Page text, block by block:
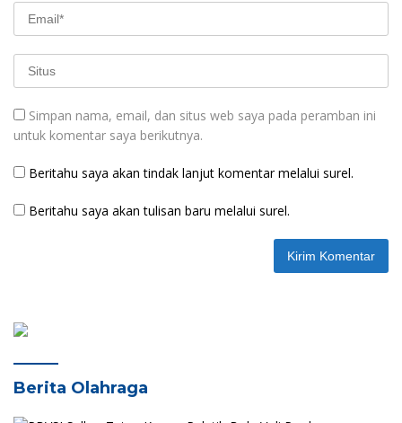
Simpan nama, email, dan situs web saya pada peramban ini
untuk komentar saya berikutnya.
Beritahu saya akan tindak lanjut komentar melalui surel.
Beritahu saya akan tulisan baru melalui surel.
Berita Olahraga